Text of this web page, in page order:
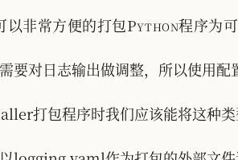
非常方便的打包Python程序为
要对日志输出做调整，所以使用
打包程序时我们应该能将这种